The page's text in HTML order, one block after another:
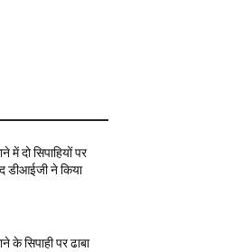
दो सिपाहियों पर
डीआईजी ने किया
के सिपाही पर ढाबा